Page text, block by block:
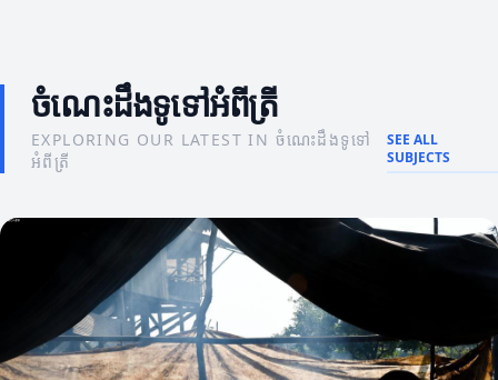
ចំណេះដឹងទូទៅអំពីត្រី
EXPLORING OUR LATEST IN ចំណេះដឹងទូទៅ
អំពីត្រី
SEE ALL
SUBJECTS